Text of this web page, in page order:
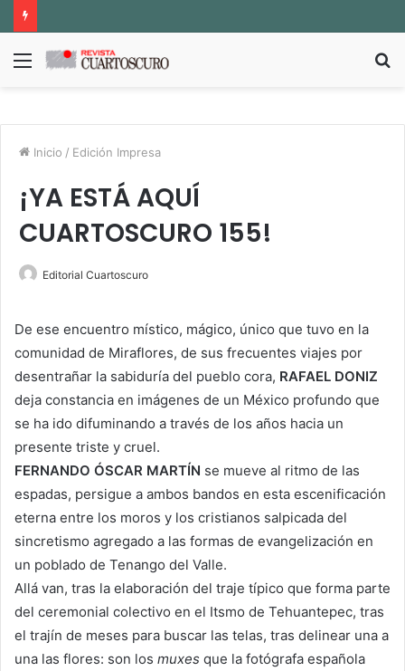
Menú
Inicio / Edición Impresa
¡YA ESTÁ AQUÍ
CUARTOSCURO 155!
Editorial Cuartoscuro
De ese encuentro místico, mágico, único que tuvo en la
comunidad de Miraflores, de sus frecuentes viajes por
desentrañar la sabiduría del pueblo cora, RAFAEL DONIZ
deja constancia en imágenes de un México profundo que
se ha ido difuminando a través de los años hacia un
presente triste y cruel.
FERNANDO ÓSCAR MARTÍN se mueve al ritmo de las
espadas, persigue a ambos bandos en esta escenificación
eterna entre los moros y los cristianos salpicada del
sincretismo agregado a las formas de evangelización en
un poblado de Tenango del Valle.
Allá van, tras la elaboración del traje típico que forma parte
del ceremonial colectivo en el Itsmo de Tehuantepec, tras
el trajín de meses para buscar las telas, tras delinear una a
una las flores: son los muxes que la fotógrafa española